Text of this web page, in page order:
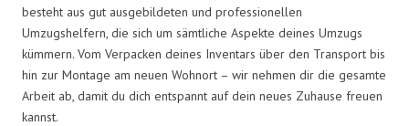
besteht aus gut ausgebildeten und professionellen
Umzugshelfern, die sich um sämtliche Aspekte deines Umzugs
kümmern. Vom Verpacken deines Inventars über den Transport bis
hin zur Montage am neuen Wohnort – wir nehmen dir die gesamte
Arbeit ab, damit du dich entspannt auf dein neues Zuhause freuen
kannst.